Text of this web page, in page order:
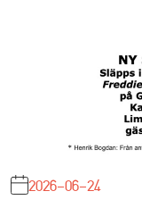
2026-06-24